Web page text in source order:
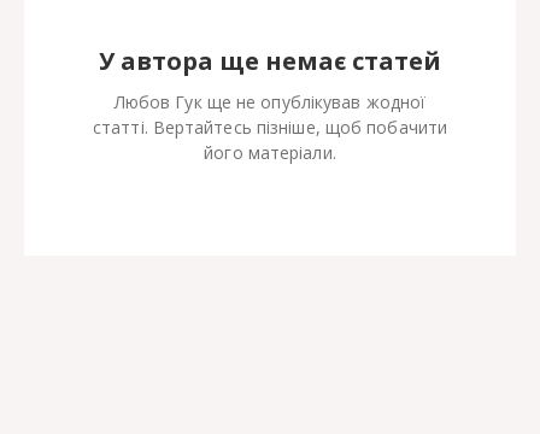
У автора ще немає статей
Любов Гук ще не опублікував жодної
статті. Вертайтесь пізніше, щоб побачити
його матеріали.